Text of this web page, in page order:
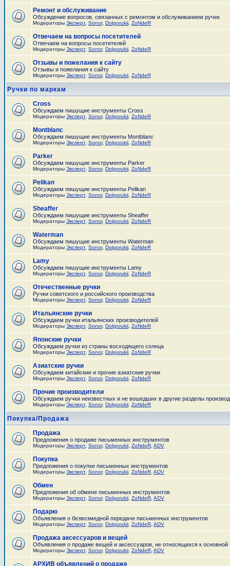
Ремонт и обслуживание
Обсуждение вопросов, связанных с ремонтом и обслуживанием ручек
Модераторы Эксперт, Sonor, Dolgorukii ZoNdeR
Отвечаем на вопросы посетителей
Отвечаем на вопросы посетителей
Модераторы Эксперт, Sonor, Dolgorukii ZoNdeR
Отзывы и пожелания к сайту
Отзывы и пожелания к сайту
Модераторы Эксперт, Sonor, Dolgorukii ZoNdeR
Ручки по маркам
Cross
Обсуждаем пишущие инструменты Cross
Модераторы Эксперт, Sonor, Dolgorukii ZoNdeR
Montblanc
Обсуждаем пишущие инструменты Montblanc
Модераторы Эксперт, Sonor, Dolgorukii ZoNdeR
Parker
Обсуждаем пишущие инструменты Parker
Модераторы Эксперт, Sonor, Dolgorukii ZoNdeR
Pelikan
Обсуждаем пишущие инструменты Pelikan
Модераторы Эксперт, Sonor, Dolgorukii ZoNdeR
Sheaffer
Обсуждаем пишущие инструменты Sheaffer
Модераторы Эксперт, Sonor, Dolgorukii ZoNdeR
Waterman
Обсуждаем пишущие инструменты Waterman
Модераторы Эксперт, Sonor, Dolgorukii ZoNdeR
Lamy
Обсуждаем пишущие инструменты Lamy
Модераторы Эксперт, Sonor, Dolgorukii ZoNdeR
Отечественные ручки
Ручки советского и российского производства
Модераторы Эксперт, Sonor, Dolgorukii ZoNdeR
Итальянские ручки
Обсуждаем ручки итальянских производителей
Модераторы Эксперт, Sonor, Dolgorukii ZoNdeR
Японские ручки
Обсуждаем ручки из страны восходящего солнца
Модераторы Эксперт, Sonor, Dolgorukii ZoNdeR
Азиатские ручки
Обсуждаем китайские и прочие азиатские ручки
Модераторы Эксперт, Sonor, Dolgorukii ZoNdeR
Прочие производители
Обсуждаем ручки неизвестных и не вошедших в другие разделы
Модераторы Эксперт, Sonor, Dolgorukii ZoNdeR
Покупка/Продажа
Продажа
Предложения о продаже письменных инструментов
Модераторы Эксперт, Sonor, Dolgorukii ZoNdeR ADV
Покупка
Предложения о покупке письменных инструментов
Модераторы Эксперт, Sonor, Dolgorukii ZoNdeR ADV
Обмен
Предложения об обмене письменных инструментов
Модераторы Эксперт, Sonor, Dolgorukii ZoNdeR ADV
Подарю
Объявления о безвозмедной передаче письменных инструментов
Модераторы Эксперт, Sonor, Dolgorukii ZoNdeR ADV
Продажа аксессуаров и вещей
Объявления о продаже вещей и аксессуаров, не относящихся к
Модераторы Эксперт, Sonor, Dolgorukii ZoNdeR ADV
АРХИВ объявлений о продаже